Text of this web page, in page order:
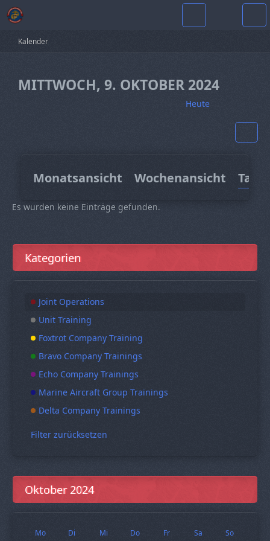
Kalender
MITTWOCH, 9. OKTOBER 2024
Heute
Monatsansicht Wochenansicht
Es wurden keine Einträge gefunden.
Kategorien
Joint Operations
Unit Training
Foxtrot Company Training
Bravo Company Trainings
Echo Company Trainings
Marine Aircraft Group Trainings
Delta Company Trainings
Filter zurücksetzen
Oktober 2024
Mo Di Mi Do Fr Sa So